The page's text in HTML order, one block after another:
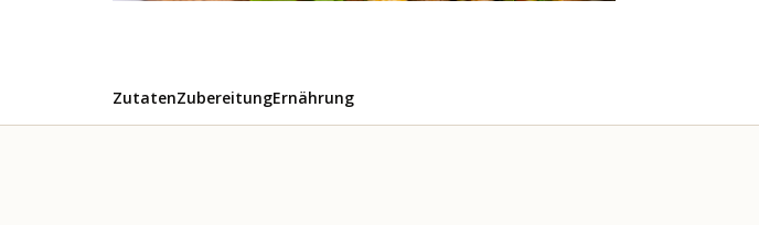
ZutatenZubereitungErnährung